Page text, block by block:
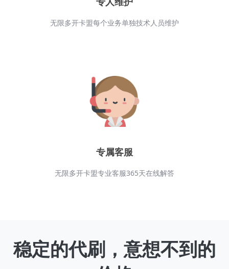
专人维护
无限多开卡盟每个业务单独技术人员维护
专属客服
无限多开卡盟专业客服365天在线解答
稳定的代刷，意想不到的